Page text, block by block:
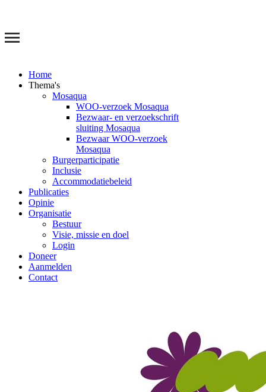
Home
Thema's
Mosaqua
WOO-verzoek Mosaqua
Bezwaar- en verzoekschrift
sluiting Mosaqua
Bezwaar WOO-verzoek
Mosaqua
Burgerparticipatie
Inclusie
Accommodatiebeleid
Publicaties
Opinie
Organisatie
Bestuur
Visie, missie en doel
Login
Doneer
Aanmelden
Contact